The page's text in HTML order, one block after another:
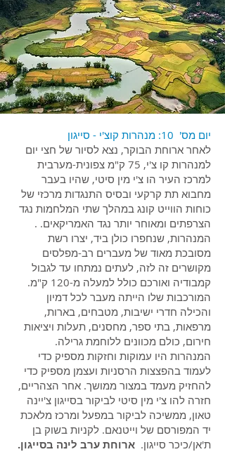
יום מס' 10: מנהרות קוצ'י - סייגון
לאחר ארוחת הבוקר, נצא לסיור של חצי יום
למנהרות קו צ'י, 75 ק"מ צפונית-מערבית
למרכז העיר הו צ'י מין סיטי, שהיו בעבר
מחבוא תת קרקעי ובסיס התנגדות מרכזי של
כוחות הווייט קונג במהלך שתי המלחמות נגד
הצרפתים ומאוחר יותר נגד האמריקאים. .
המנהרות, שנחפרו כולן ביד, יצרו רשת
מסובכת מאוד של מעברים רב-מפלסים
מקושרים זה לזה, לעתים נמתחו עד לגבול
קמבודיה ואורכם כולל למעלה מ-120 ק"מ.
המורכבות שלו הייתה מעבר לכל דמיון
והכילה חדרי ישיבות, מטבחים, בארות,
מרפאות, בתי ספר, מחסנים, תעלות ויציאות
חירום, כולם מכוונים ללוחמת גרילה.
המנהרות היו עמוקות וחזקות מספיק כדי
לעמוד בהפצצות הרסניות ועצמן מספיק כדי
להחזיק מעמד במצור ממושך. אחר הצהריים,
חזרה להו צ'י מין סיטי לביקור בסייגון צ'יינה
טאון, ממשיכה לביקור במפעל ומרכז מלאכת
יד המפורסם של וייטנאם. לקניות בשוק בן
ת'אן/כיכר סייגון. ארוחת ערב לינה בסייגון.